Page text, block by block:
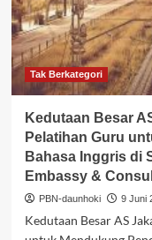
untuk
Mendukung
Pendidikan
Bahasa
Inggris
di
Dasar
Indonesia
–
U.S.
Embassy
Consulates
Tak Berkategori
Kedutaan Besar
Pelatihan Guru
Bahasa Inggris di
Embassy &
PBN-daunhoki 9 Juni
Kedutaan Besar AS